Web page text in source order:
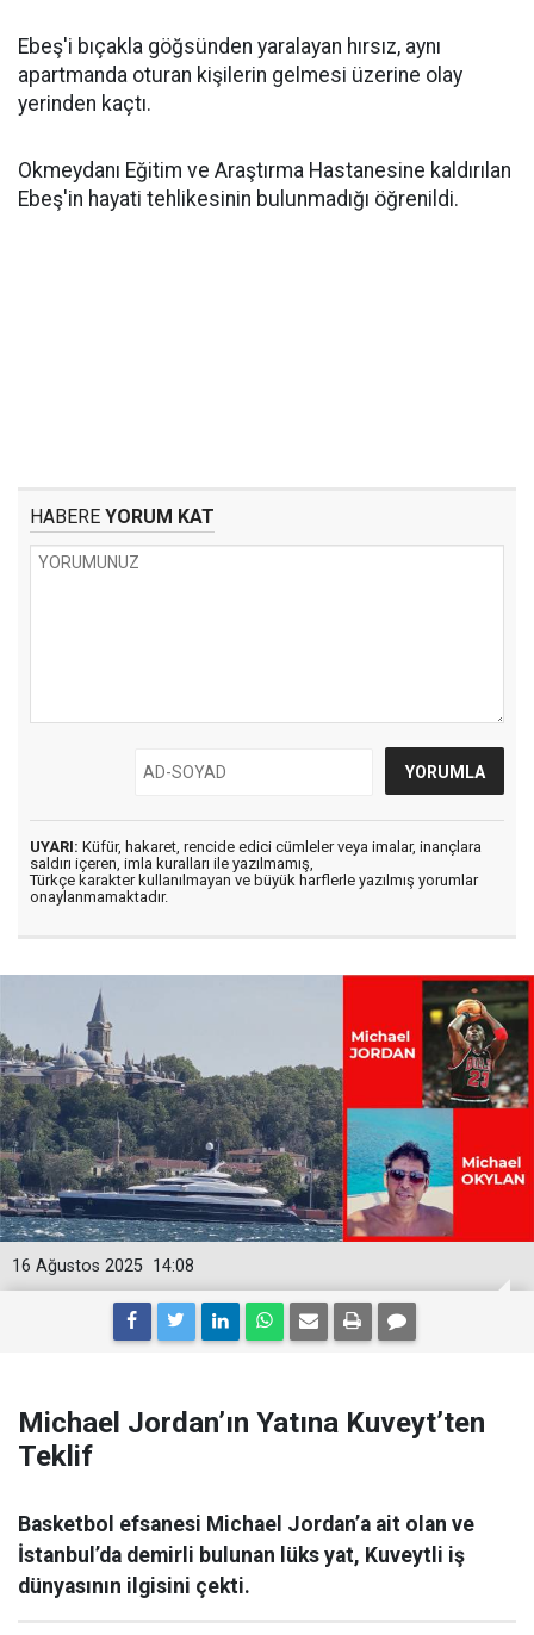
Ebeş'i bıçakla göğsünden yaralayan hırsız, aynı
apartmanda oturan kişilerin gelmesi üzerine olay
yerinden kaçtı.
Okmeydanı Eğitim ve Araştırma Hastanesine kaldırılan
Ebeş'in hayati tehlikesinin bulunmadığı öğrenildi.
HABERE YORUM KAT
UYARI: Küfür, hakaret, rencide edici cümleler veya imalar, inançlara
saldırı içeren, imla kuralları ile yazılmamış,
Türkçe karakter kullanılmayan ve büyük harflerle yazılmış yorumlar
onaylanmamaktadır.
14:08
16 Ağustos 2025
Michael Jordan’ın Yatına Kuveyt’ten
Teklif
Basketbol efsanesi Michael Jordan’a ait olan ve
İstanbul’da demirli bulunan lüks yat, Kuveytli iş
dünyasının ilgisini çekti.